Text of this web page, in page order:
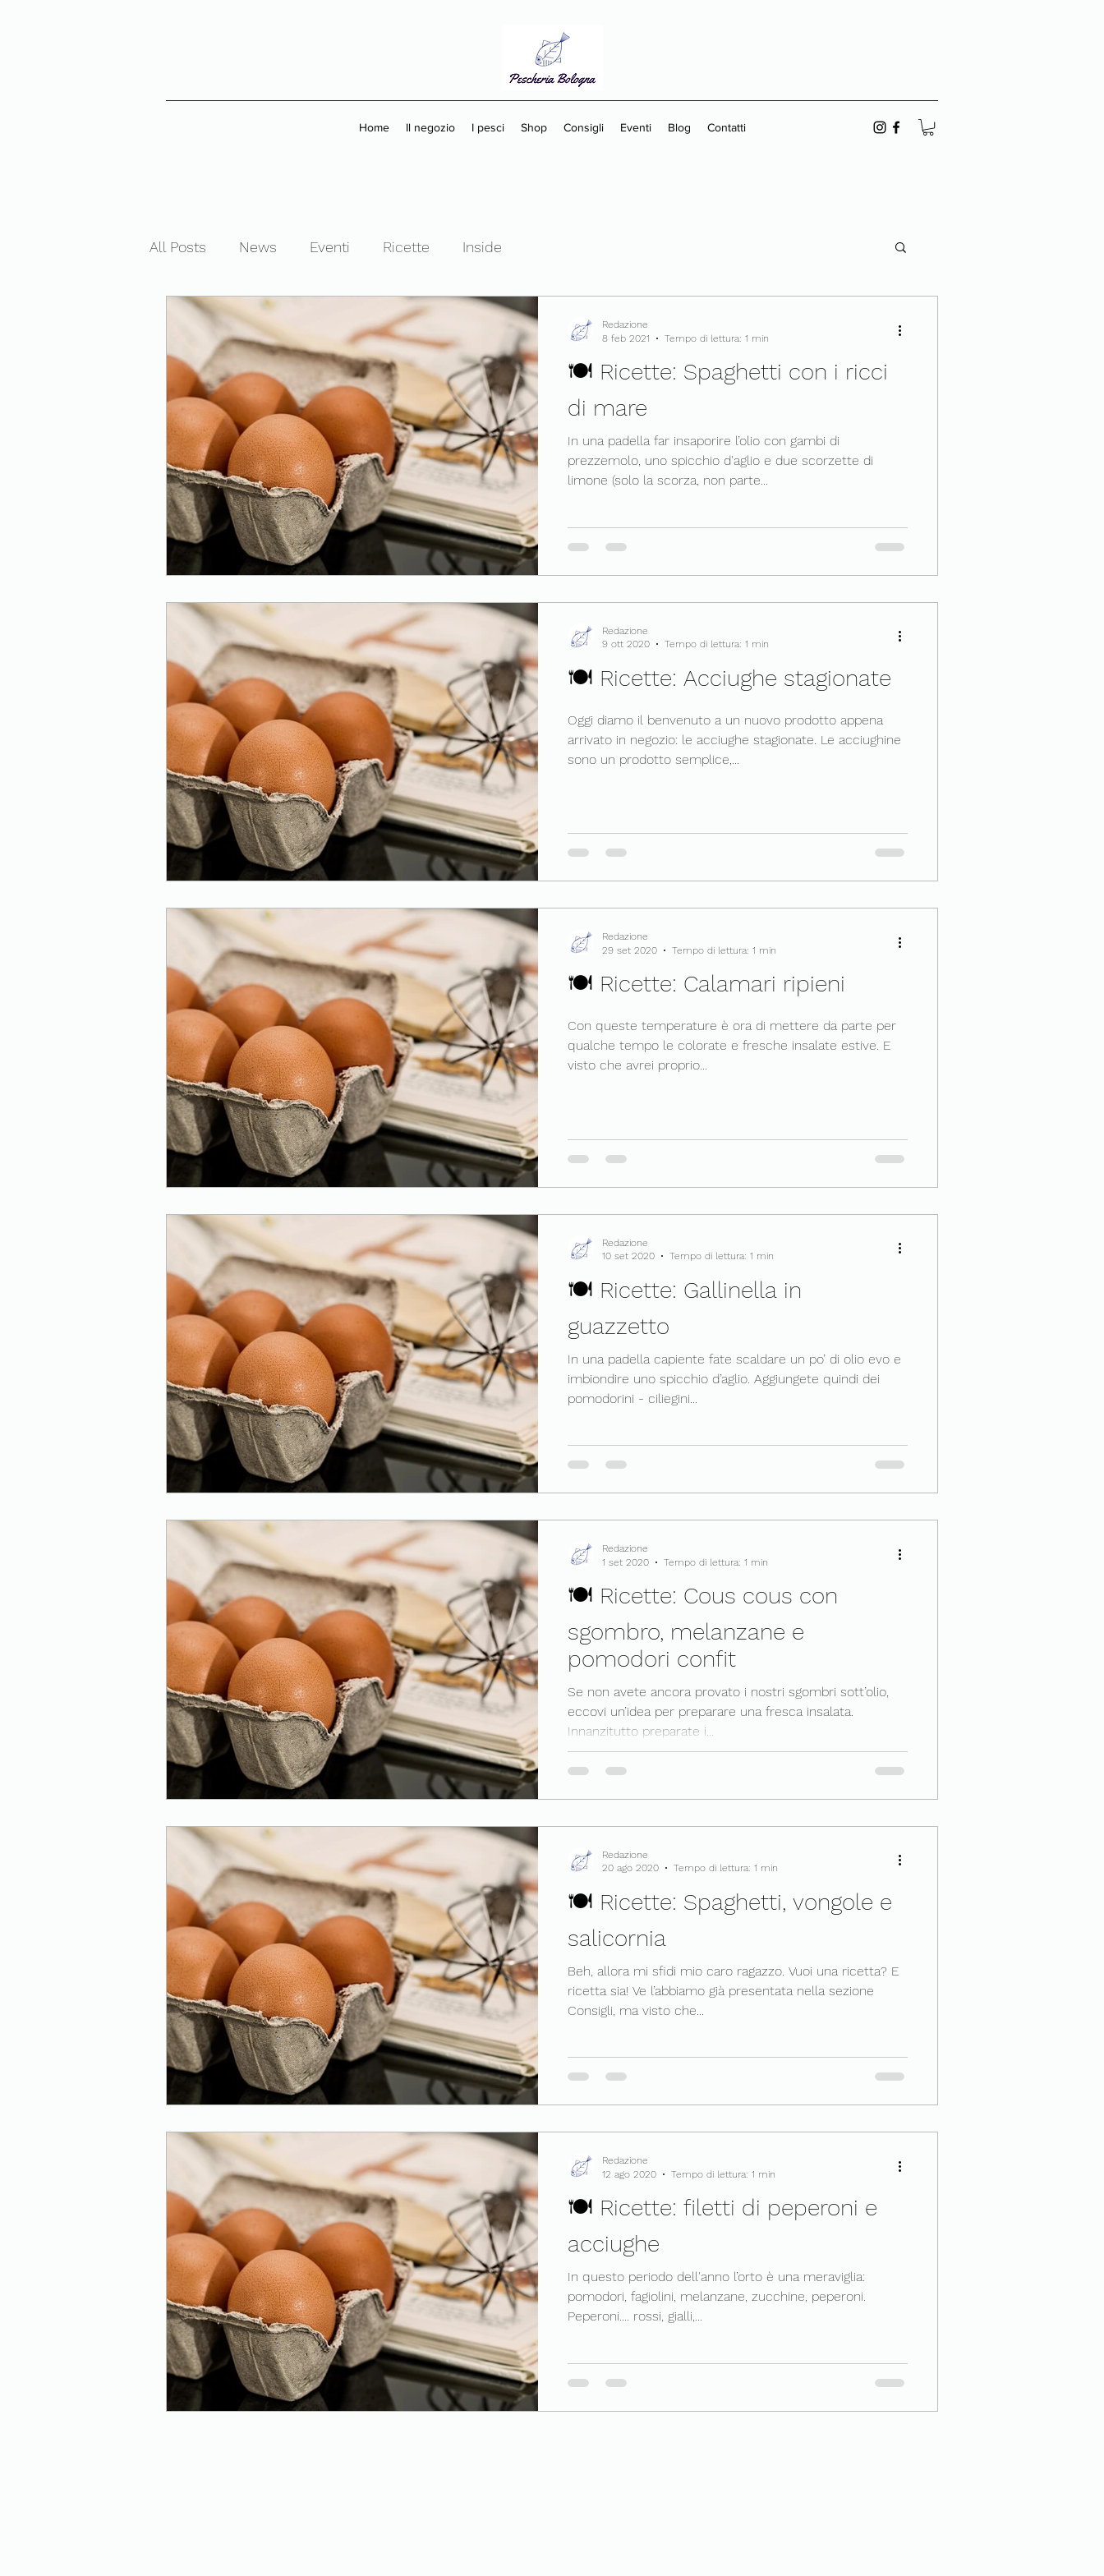
Home Il negozio I pesci Shop Consigli Eventi Blog Contatti
All Posts News Eventi Ricette Inside
🍽 Ricette: Spaghetti con i ricci
di mare
In una padella far insaporire l’olio con gambi di
prezzemolo, uno spicchio d'aglio e due scorzette di
limone (solo la scorza, non parte...
Redazione
8 feb 2021
Tempo di lettura: 1 min
🍽 Ricette: Acciughe stagionate
Oggi diamo il benvenuto a un nuovo prodotto appena
arrivato in negozio: le acciughe stagionate. Le acciughine
sono un prodotto semplice,...
Redazione
9 ott 2020
Tempo di lettura: 1 min
🍽 Ricette: Calamari ripieni
Con queste temperature è ora di mettere da parte per
qualche tempo le colorate e fresche insalate estive. E
visto che avrei proprio...
Redazione
29 set 2020
Tempo di lettura: 1 min
🍽 Ricette: Gallinella in
guazzetto
In una padella capiente fate scaldare un po’ di olio evo e
imbiondire uno spicchio d’aglio. Aggiungete quindi dei
pomodorini - ciliegini...
Redazione
10 set 2020
Tempo di lettura: 1 min
🍽 Ricette: Cous cous con
sgombro, melanzane e
pomodori confit
Se non avete ancora provato i nostri sgombri sott’olio,
eccovi un’idea per preparare una fresca insalata.
Innanzitutto preparate i...
Redazione
1 set 2020
Tempo di lettura: 1 min
🍽 Ricette: Spaghetti, vongole e
salicornia
Beh, allora mi sfidi mio caro ragazzo. Vuoi una ricetta? E
ricetta sia! Ve l’abbiamo già presentata nella sezione
Consigli, ma visto che...
Redazione
20 ago 2020
Tempo di lettura: 1 min
🍽 Ricette: filetti di peperoni e
acciughe
In questo periodo dell'anno l’orto è una meraviglia:
pomodori, fagiolini, melanzane, zucchine, peperoni.
Peperoni.... rossi, gialli,...
Redazione
12 ago 2020
Tempo di lettura: 1 min